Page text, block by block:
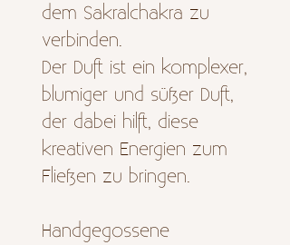
dem Sakralchakra zu
verbinden.
Der Duft ist ein komplexer,
blumiger und süßer Duft,
der dabei hilft, diese
kreativen Energien zum
Fließen zu bringen.
Handgegossene